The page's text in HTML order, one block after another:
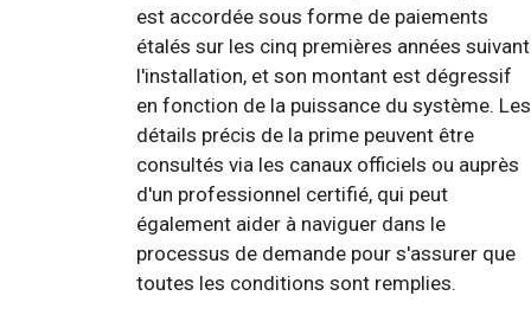
est accordée sous forme de paiements
étalés sur les cinq premières années suivant
l'installation, et son montant est dégressif
en fonction de la puissance du système. Les
détails précis de la prime peuvent être
consultés via les canaux officiels ou auprès
d'un professionnel certifié, qui peut
également aider à naviguer dans le
processus de demande pour s'assurer que
toutes les conditions sont remplies.